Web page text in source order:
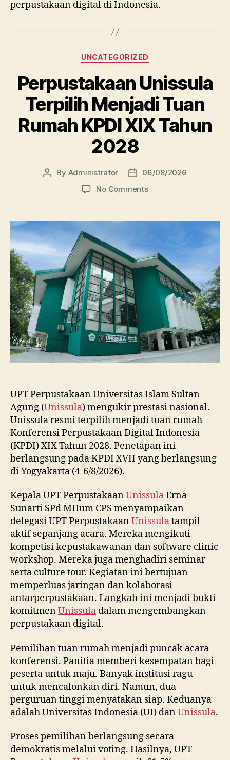
perpustakaan digital di Indonesia.
Categories
UNCATEGORIZED
Perpustakaan Unissula
Terpilih Menjadi Tuan
Rumah KPDI XIX Tahun
2028
Post
By Administrator
Post
date
06/08/2026
No Commentson
Terpilih
Rumah
KPDI
XIX
Tahun
2028
UPT Perpustakaan Universitas Islam Sultan
Agung (Unissula) mengukir prestasi nasional.
Unissula resmi terpilih menjadi tuan rumah
Konferensi Perpustakaan Digital Indonesia
(KPDI) XIX Tahun 2028. Penetapan ini
berlangsung pada KPDI XVII yang berlangsung
di Yogyakarta (4-6/8/2026).
Kepala UPT PerpustakaanUnissulaErna
Sunarti SPd MHum CPS menyampaikan
delegasi UPT PerpustakaanUnissulatampil
aktif sepanjang acara. Mereka mengikuti
kompetisi kepustakawanan dan software clinic
workshop. Mereka juga menghadiri seminar
serta culture tour. Kegiatan ini bertujuan
memperluas jaringan dan kolaborasi
antarperpustakaan. Langkah ini menjadi bukti
komitmenUnissula dalam mengembangkan
perpustakaan digital.
Pemilihan tuan rumah menjadi puncak acara
konferensi. Panitia memberi kesempatan bagi
peserta untuk maju. Banyak institusi ragu
untuk mencalonkan diri. Namun, dua
perguruan tinggi menyatakan siap. Keduanya
adalah Universitas Indonesia (UI) danUnissula.
Proses pemilihan berlangsung secara
demokratis melalui voting. Hasilnya, UPT